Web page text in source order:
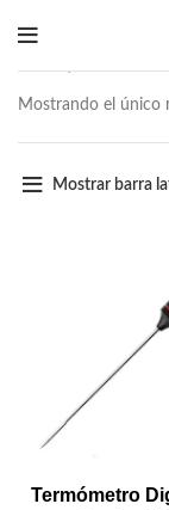
Inicio Productos
Mostrando el único
Mostrar barra
Termómetro